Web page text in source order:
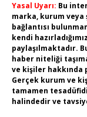
Yasal Uyarı: Bu
marka, kurum
bağlantısı
kendi
paylaşılmaktadır.
haber niteliği
ve kişiler hakkında
Gerçek kurum ve
tamamen
halindedir ve